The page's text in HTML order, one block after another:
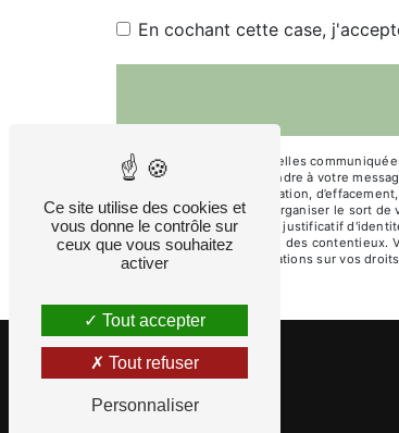
En cochant cette case,
** Les données personnelles
dans le seul but de répondre à votre
droits d’accès, de rectification,
de contrôle, ainsi que d’organiser le sort
mtc@joelspisser.com. Un justificatif
probatoires et de gestion des contentieux.
cnil.fr pour plus d’informations sur vos
Ce site utilise des cookies et
vous donne le contrôle sur
ceux que vous souhaitez
activer
Tout accepter
Tout refuser
Personnaliser